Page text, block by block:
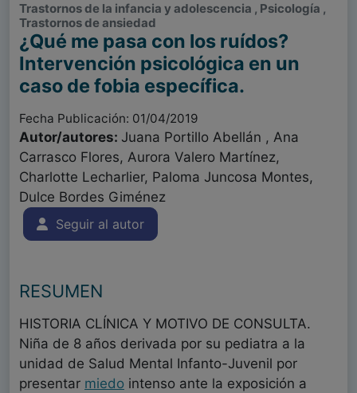
Trastornos de la infancia y adolescencia , Psicología ,
Trastornos de ansiedad
¿Qué me pasa con los ruídos?
Intervención psicológica en un
caso de fobia específica.
Fecha Publicación: 01/04/2019
Autor/autores: Juana Portillo Abellán , Ana
Carrasco Flores, Aurora Valero Martínez,
Charlotte Lecharlier, Paloma Juncosa Montes,
Dulce Bordes Giménez
Seguir al autor
RESUMEN
HISTORIA CLÍNICA Y MOTIVO DE CONSULTA.
Niña de 8 años derivada por su pediatra a la
unidad de Salud Mental Infanto-Juvenil por
presentar miedo intenso ante la exposición a